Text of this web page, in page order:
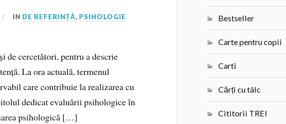
IN DE REFERINȚĂ, PSIHOLOGIE
de cercetători, pentru a descrie
La ora actuală, termenul
care contribuie la realizarea cu
dedicat evaluării psihologice în
psihologică […]
Bestseller
Carte pentru copii
Carti
Cărți cu tâlc
Cititorii TREI